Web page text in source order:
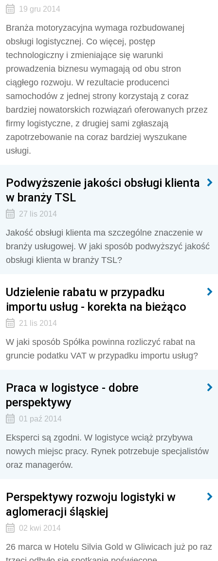
19 gru 2014
Branża motoryzacyjna wymaga rozbudowanej
obsługi logistycznej. Co więcej, postęp
technologiczny i zmieniające się warunki
prowadzenia biznesu wymagają od obu stron
ciągłego rozwoju. W rezultacie producenci
samochodów z jednej strony korzystają z coraz
bardziej nowatorskich rozwiązań oferowanych przez
firmy logistyczne, z drugiej sami zgłaszają
zapotrzebowanie na coraz bardziej wyszukane
usługi.
Podwyższenie jakości obsługi klienta
w branży TSL
27 lis 2014
Jakość obsługi klienta ma szczególne znaczenie w
branży usługowej. W jaki sposób podwyższyć jakość
obsługi klienta w branży TSL?
Udzielenie rabatu w przypadku
importu usług - korekta na bieżąco
21 lis 2014
W jaki sposób Spółka powinna rozliczyć rabat na
gruncie podatku VAT w przypadku importu usług?
Praca w logistyce - dobre
perspektywy
01 paź 2014
Eksperci są zgodni. W logistyce wciąż przybywa
nowych miejsc pracy. Rynek potrzebuje specjalistów
oraz managerów.
Perspektywy rozwoju logistyki w
aglomeracji śląskiej
02 kwi 2014
26 marca w Hotelu Silvia Gold w Gliwicach już po raz